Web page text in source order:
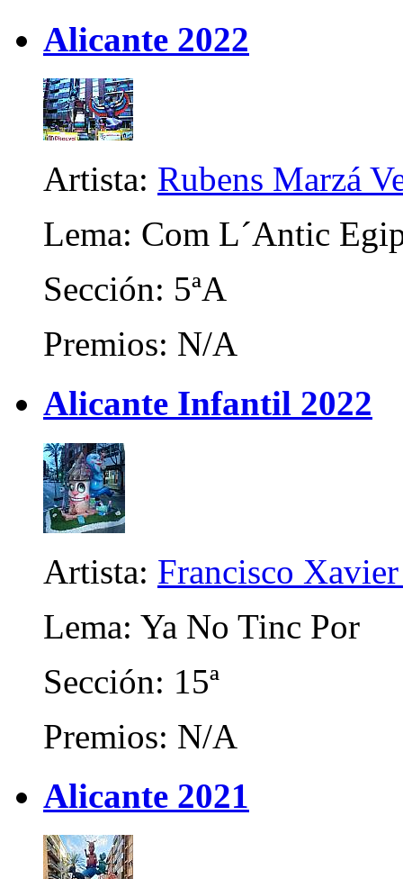
Alicante 2022
Artista: Rubens Marzá
Lema: Com L´Antic
Sección: 5ªA
Premios: N/A
Alicante Infantil 2022
Artista: Francisco
Lema: Ya No Tinc Por
Sección: 15ª
Premios: N/A
Alicante 2021